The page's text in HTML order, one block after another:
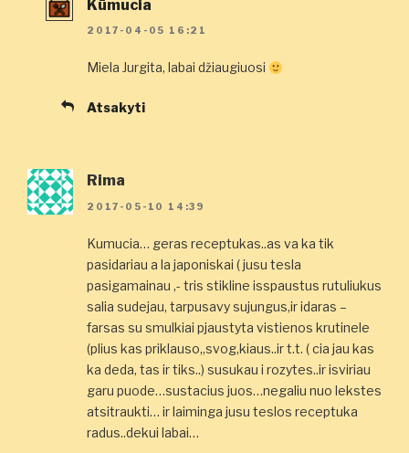
Kūmucia
2017-04-05 16:21
Miela Jurgita, labai džiaugiuosi
Atsakyti
Rima
2017-05-10 14:39
Kumucia… geras receptukas..as va ka tik
pasidariau a la japoniskai ( jusu tesla
pasigamainau ,- tris stikline isspaustus rutuliukus
salia sudejau, tarpusavy sujungus,ir idaras –
farsas su smulkiai pjaustyta vistienos krutinele
(plius kas priklauso,,svog,kiaus..ir t.t. ( cia jau kas
ka deda, tas ir tiks..) susukau i rozytes..ir isviriau
garu puode…sustacius juos…negaliu nuo lekstes
atsitraukti… ir laiminga jusu teslos receptuka
radus..dekui labai…